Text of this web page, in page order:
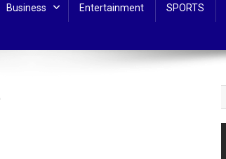
Business Entertainment SPORTS